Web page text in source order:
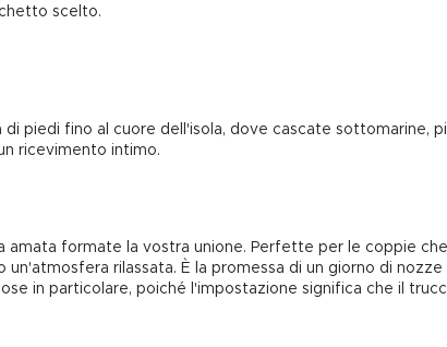
scelto.
piedi fino al cuore dell'isola, dove cascate sottomarine,
ricevimento intimo.
formate la vostra unione. Perfette per le coppie
rilassata. È la promessa di un giorno di
in particolare, poiché l'impostazione significa che il